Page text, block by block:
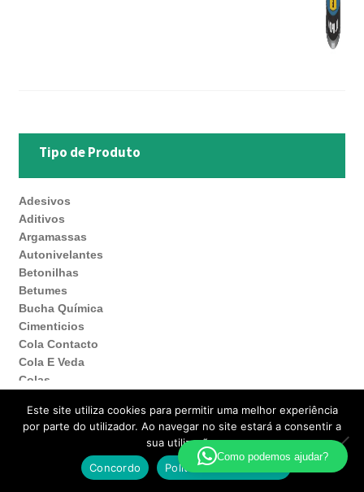
Tipo de Produto
Adesivos
Aditivos
Argamassas
Autonivelantes
Betonilhas
Betumes
Bucha Química
Cimenticios
Cola Contacto
Cola E Veda
Colas
Detergente
Espumas
Impermeabilizantes
Como podemos ajudar?
Este site utiliza cookies para permitir uma melhor experiência
por parte do utilizador. Ao navegar no site estará a consentir a
sua utilização.
Concordo
Política de Privacidade